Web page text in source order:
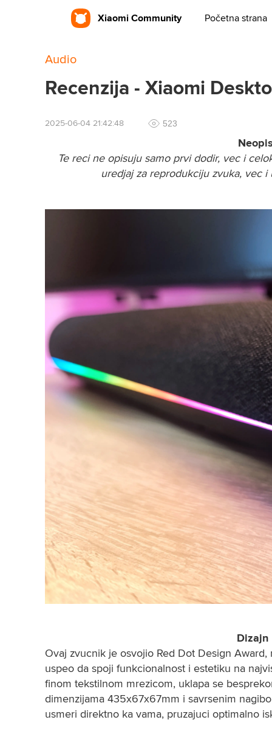
Xiaomi Community Početna strana
Audio
Recenzija - Xiaomi
2025-06-04 21:42:48 523
Te reci ne opisuju samo prvi dodir, vec i
uredjaj za reprodukciju zvuka, vec
Dizajn
Ovaj zvucnik je osvojio Red Dot Design
uspeo da spoji funkcionalnost i estetiku na
finom tekstilnom mrezicom, uklapa se
dimenzijama 435x67x67mm i savrsenim
usmeri direktno ka vama, pruzajuci optimalno